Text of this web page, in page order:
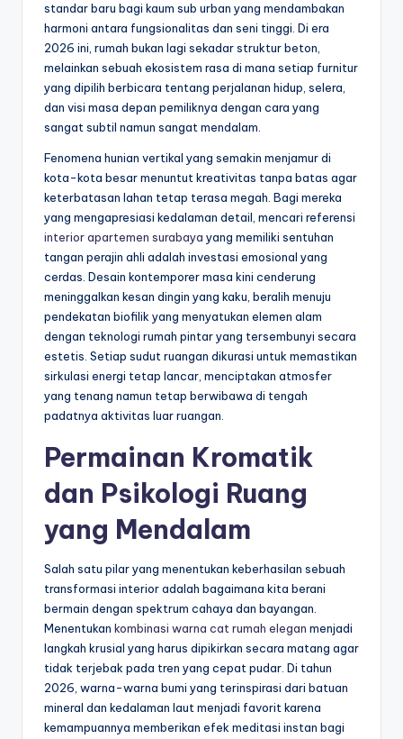
standar baru bagi kaum sub urban yang mendambakan
harmoni antara fungsionalitas dan seni tinggi. Di era
2026 ini, rumah bukan lagi sekadar struktur beton,
melainkan sebuah ekosistem rasa di mana setiap furnitur
yang dipilih berbicara tentang perjalanan hidup, selera,
dan visi masa depan pemiliknya dengan cara yang
sangat subtil namun sangat mendalam.
Fenomena hunian vertikal yang semakin menjamur di
kota-kota besar menuntut kreativitas tanpa batas agar
keterbatasan lahan tetap terasa megah. Bagi mereka
yang mengapresiasi kedalaman detail, mencari referensi
interior apartemen surabaya yang memiliki sentuhan
tangan perajin ahli adalah investasi emosional yang
cerdas. Desain kontemporer masa kini cenderung
meninggalkan kesan dingin yang kaku, beralih menuju
pendekatan biofilik yang menyatukan elemen alam
dengan teknologi rumah pintar yang tersembunyi secara
estetis. Setiap sudut ruangan dikurasi untuk memastikan
sirkulasi energi tetap lancar, menciptakan atmosfer
yang tenang namun tetap berwibawa di tengah
padatnya aktivitas luar ruangan.
Permainan Kromatik
dan Psikologi Ruang
yang Mendalam
Salah satu pilar yang menentukan keberhasilan sebuah
transformasi interior adalah bagaimana kita berani
bermain dengan spektrum cahaya dan bayangan.
Menentukan kombinasi warna cat rumah elegan menjadi
langkah krusial yang harus dipikirkan secara matang agar
tidak terjebak pada tren yang cepat pudar. Di tahun
2026, warna-warna bumi yang terinspirasi dari batuan
mineral dan kedalaman laut menjadi favorit karena
kemampuannya memberikan efek meditasi instan bagi